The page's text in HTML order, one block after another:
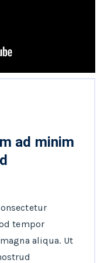
ad minim
tempor
aliqua. Ut